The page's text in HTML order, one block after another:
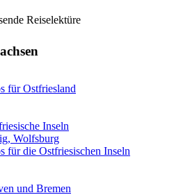
Reiselektüre
für Ostfriesland
Inseln
Wolfsburg
für die Ostfriesischen Inseln
und Bremen